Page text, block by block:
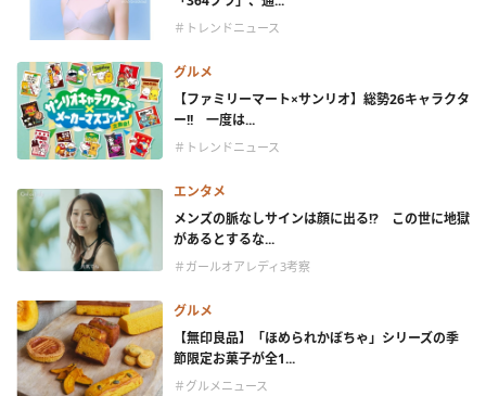
＃トレンドニュース
グルメ
【ファミリーマート×サンリオ】総勢26キャラクタ
ー!! 一度は...
＃トレンドニュース
エンタメ
メンズの脈なしサインは顔に出る!? この世に地獄
があるとするな...
＃ガールオアレディ3考察
グルメ
【無印良品】「ほめられかぼちゃ」シリーズの季
節限定お菓子が全1...
＃グルメニュース